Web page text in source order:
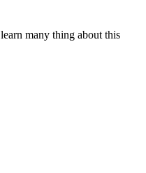
many thing about this